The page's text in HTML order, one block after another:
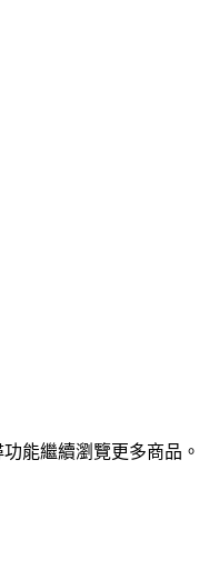
能繼續瀏覽更多商品。